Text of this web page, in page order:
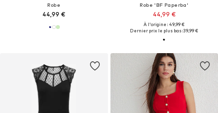
Robe
44,99 €
Robe 'BF Paperba'
44,99 €
À l'origine : 49,99 €
Dernier prix le plus bas :39,99 €